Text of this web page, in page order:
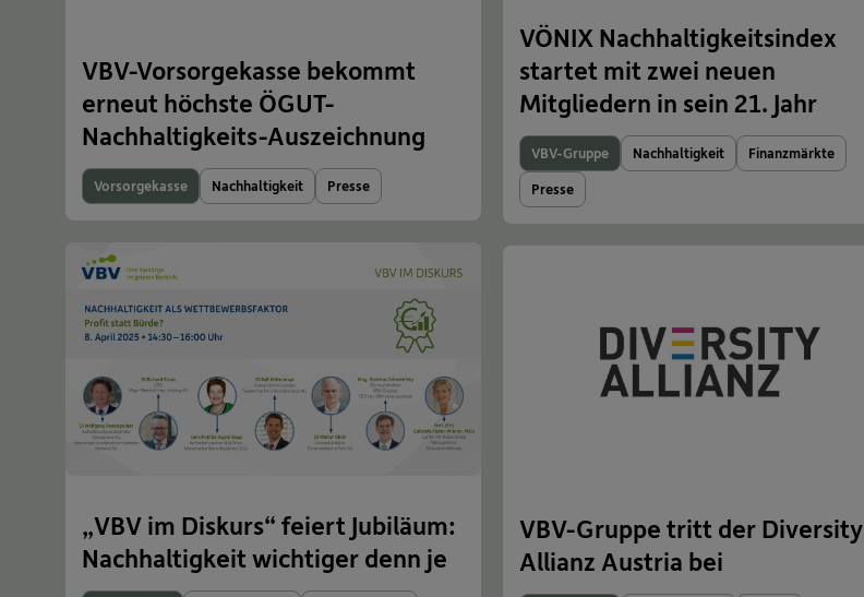
VBV-Vorsorgekasse bekommt
erneut höchste ÖGUT-
Nachhaltigkeits-Auszeichnung
Vorsorgekasse Nachhaltigkeit Presse
VÖNIX Nachhaltigkeitsindex
startet mit zwei neuen
Mitgliedern in sein 21. Jahr
VBV-Gruppe Nachhaltigkeit
Finanzmärkte
Presse
„VBV im Diskurs“ feiert Jubiläum:
Nachhaltigkeit wichtiger denn je
VBV-Gruppe tritt der Diversity
Allianz Austria bei